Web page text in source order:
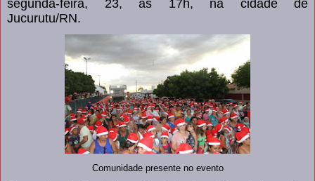
segunda-feira, 23, às 17h, na cidade de
Jucurutu/RN.
Comunidade presente no evento